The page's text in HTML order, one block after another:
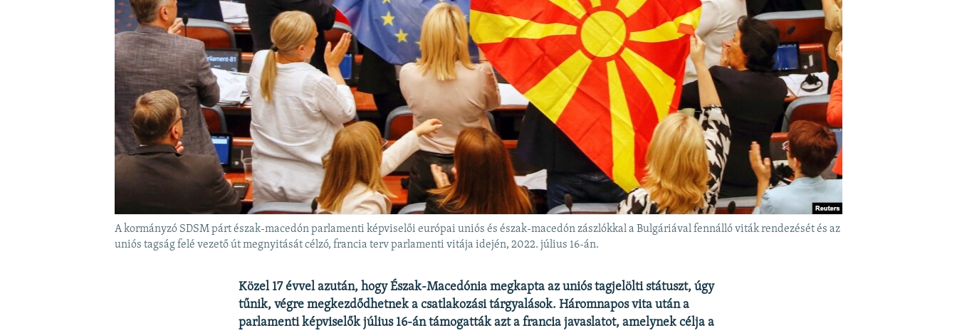
A kormányzó SDSM párt észak-macedón parlamenti képviselői európai uniós és észak-macedón zászlókkal a Bulgáriával fennálló viták rendezését és az
uniós tagság felé vezető út megnyitását célzó, francia terv parlamenti vitája idején, 2022. július 16-án.
Közel 17 évvel azután, hogy Észak-Macedónia megkapta az uniós tagjelölti státuszt, úgy
tűnik, végre megkezdődhetnek a csatlakozási tárgyalások. Háromnapos vita után a
parlamenti képviselők július 16-án támogatták azt a francia javaslatot, amelynek célja a